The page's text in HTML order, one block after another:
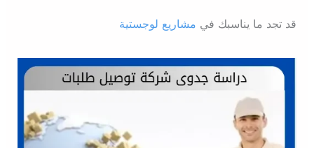
قد تجد ما يناسبك في مشاريع لوجستية